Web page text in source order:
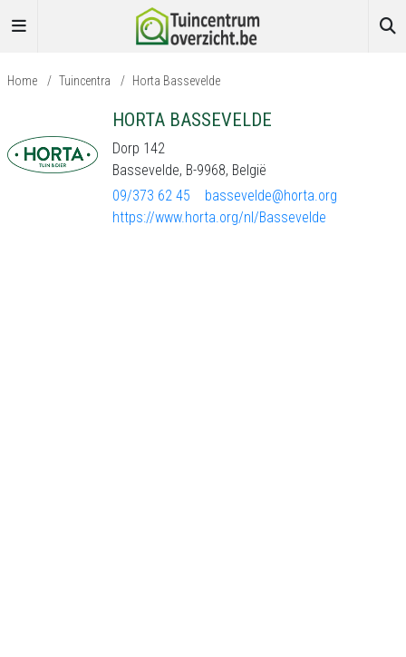
Home / Tuincentra / Horta Bassevelde
HORTA BASSEVELDE
Dorp 142
Bassevelde, B-9968, België
09/373 62 45
bassevelde@horta.org
https://www.horta.org/nl/Bassevelde